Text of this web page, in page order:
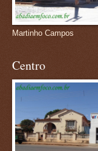
Martinho Campos
Centro